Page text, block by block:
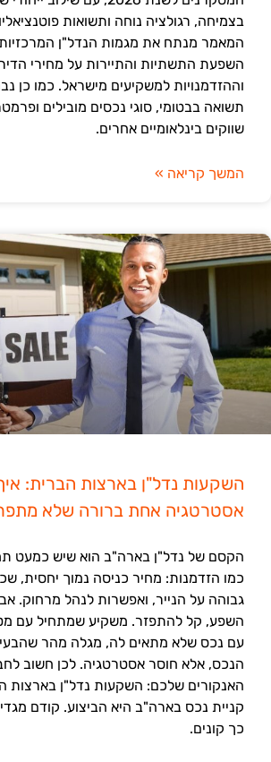
בצמיחה, רגולציה נוחה ותשואות
המאמר מנתח את מגמות הנדל"ן
השפעת התשתיות והתיירות על מחירי
וההזדמנויות למשקיעים מישראל. כמו כן
תשואה בבטומי, סוגי נכסים מובילים
שווקים בינלאומיים אחרים.
המשך קריאה »
השקעות נדל"ן בארצות הברית:
אסטרטגיה אחת ברורה שלא
הקסם של נדל"ן בארה"ב הוא שיש כמעט
כמו הזדמנות: מחיר כניסה נמוך יחסית,
גבוהה על הנייר, ואפשרות לנהל מרחוק.
השפע, קל להתפזר. משקיע שמתחיל עם
עם נכס שלא מתאים לה, מגלה מהר
הנכס, אלא חוסר אסטרטגיה. לכן חשוב
האנקורים שלכם: השקעות נדל"ן בארצות
קניית נכס בארה"ב היא הביצוע. קודם
כך קונים.